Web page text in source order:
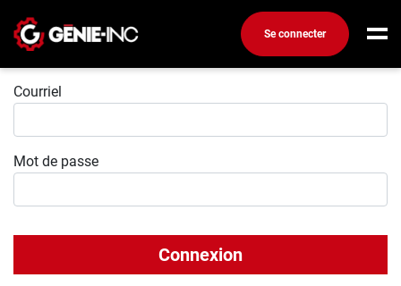
Se connecter
Connexion
Emplois
Ma boîte à outils
Connexion
Courriel
Mot de passe
Connexion